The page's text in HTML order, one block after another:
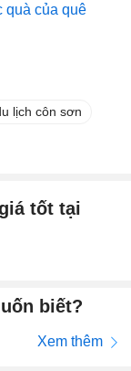
quà của quê
lịch côn sơn
tốt tại
biết?
Xem thêm